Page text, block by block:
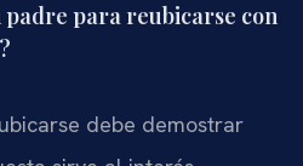
para reubicarse con
debe demostrar